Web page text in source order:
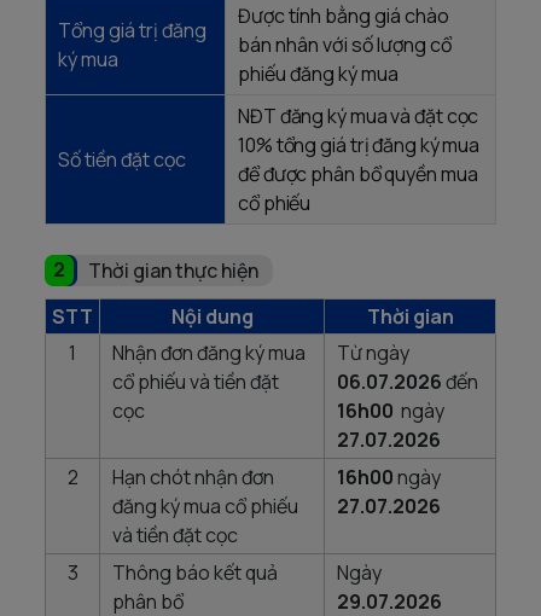
Tổng giá trị đăng
ký mua
Được tính bằng giá chào
bán nhân với số lượng cổ
phiếu đăng ký mua
Số tiền đặt cọc
NĐT đăng ký mua và đặt cọc
10% tổng giá trị đăng ký mua
để được phân bổ quyền mua
cổ phiếu
2
Thời gian thực hiện
STT
Nội dung
Thời gian
1
Nhận đơn đăng ký mua
cổ phiếu và tiền đặt
cọc
Từ ngày
06.07.2026đến
16h00 ngày
27.07.2026
2
Hạn chót nhận đơn
đăng ký mua cổ phiếu
và tiền đặt cọc
16h00ngày
27.07.2026
3
Thông báo kết quả
phân bổ
Ngày
29.07.2026